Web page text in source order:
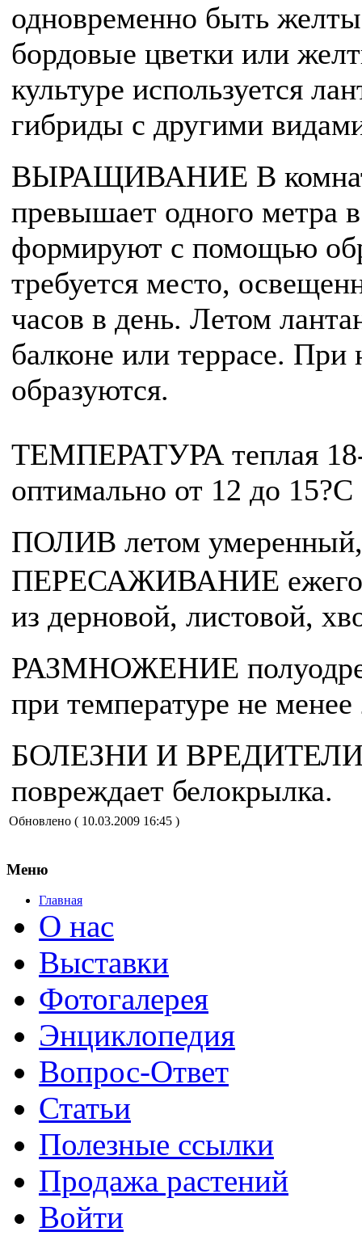
одновременно быть
бордовые цветки или
культуре используется
гибриды с другими
ВЫРАЩИВАНИЕ В
превышает одного метра
формируют с помощью
требуется место,
часов в день. Летом
балконе или террасе. При
образуются.
ТЕМПЕРАТУРА теплая 18-
оптимально от 12 до
ПОЛИВ летом
ПЕРЕСАЖИВАНИЕ
из дерновой, листовой,
РАЗМНОЖЕНИЕ
при температуре не
БОЛЕЗНИ И ВРЕДИТЕЛИ.
повреждает белокрылка.
Обновлено ( 10.03.2009 16:45 )
Меню
Главная
О нас
Выставки
Фотогалерея
Энциклопедия
Вопрос-Ответ
Статьи
Полезные ссылки
Продажа растений
Войти